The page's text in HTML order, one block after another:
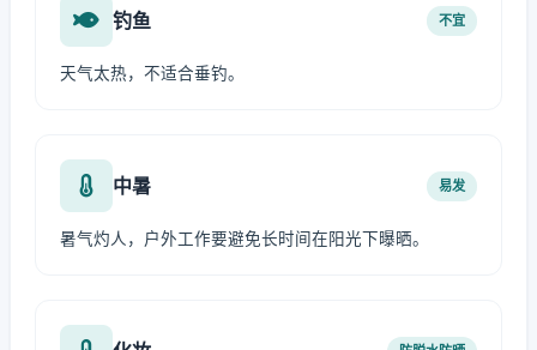
钓鱼 不宜
天气太热，不适合垂钓。
中暑 易发
暑气灼人，户外工作要避免长时间在阳光下曝晒。